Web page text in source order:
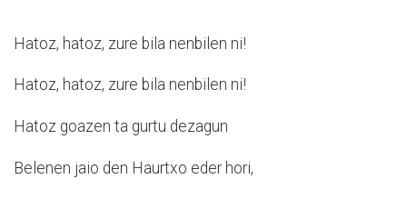
Hatoz, hatoz, zure bila nenbilen ni!
Hatoz, hatoz, zure bila nenbilen ni!
Hatoz goazen ta gurtu dezagun
Belenen jaio den Haurtxo eder hori,